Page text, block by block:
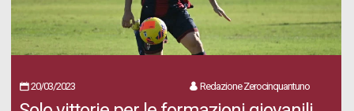
20/03/2023 Redazione Zerocinquantuno